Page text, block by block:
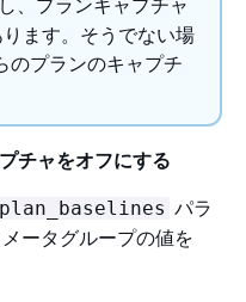
、プランキャプチャ
ます。そうでない場
のプランのキャプチ
チャをオフにする
パラ
ータグループの値を